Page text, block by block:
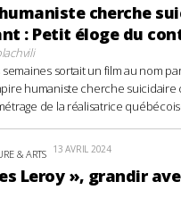
cherche
: Petit éloge du
semaines sortait un film au nom
humaniste cherche suicidaire
de la réalisatrice
& ARTS 13 AVRIL 2024
Leroy », grandir